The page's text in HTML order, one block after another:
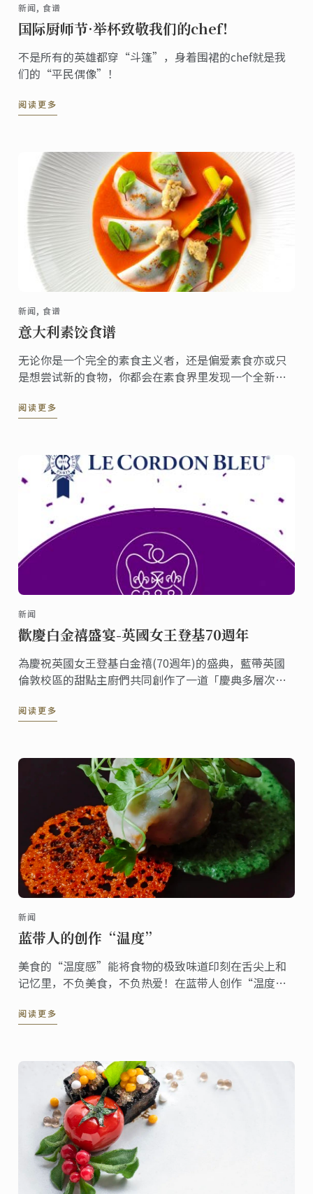
新闻, 食谱
国际厨师节·举杯致敬我们的chef！
不是所有的英雄都穿“斗篷”，身着围裙的chef就是我
们的“平民偶像”！
阅读更多
新闻, 食谱
意大利素饺食谱
无论你是一个完全的素食主义者，还是偏爱素食亦或只
是想尝试新的食物，你都会在素食界里发现一个全新的
阅读更多
新闻
歡慶白金禧盛宴-英國女王登基70週年
為慶祝英國女王登基白金禧(70週年)的盛典，藍帶英國
倫敦校區的甜點主廚們共同創作了一道「慶典多層次蛋
禧皇冠》這道甜點包含了香檳慕斯、糖漬紅漿果、檸檬
阅读更多
新闻
蓝带人的创作“温度”
美食的“温度感”能将食物的极致味道印刻在舌尖上和
记忆里，不负美食，不负热爱！在蓝带人创作“温度”
阅读更多